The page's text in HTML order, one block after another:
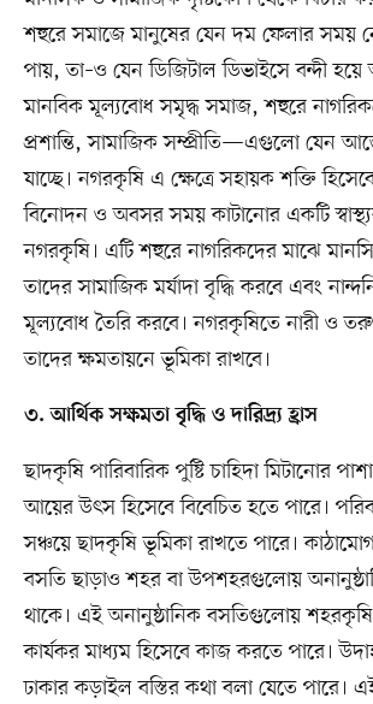
শহুরে সমাজে মানুষের যেন দম ফেলার সময়
পায়, তা–ও যেন ডিজিটাল ডিভাইসে বন্দী
মানবিক মূল্যবোধ সমৃদ্ধ সমাজ, শহুরে
প্রশান্তি, সামাজিক সম্প্রীতি—এগুলো যেন
যাচ্ছে। নগরকৃষি এ ক্ষেত্রে সহায়ক শক্তি
বিনোদন ও অবসর সময় কাটানোর একটি
নগরকৃষি। এটি শহুরে নাগরিকদের মাঝে
তাদের সামাজিক মর্যাদা বৃদ্ধি করবে এবং
মূল্যবোধ তৈরি করবে। নগরকৃষিতে নারী ও
তাদের ক্ষমতায়নে ভূমিকা রাখবে।
৩. আর্থিক সক্ষমতা বৃদ্ধি ও দারিদ্র্য হ্রাস
ছাদকৃষি পারিবারিক পুষ্টি চাহিদা মিটানোর
আয়ের উৎস হিসেবে বিবেচিত হতে পারে।
সঞ্চয়ে ছাদকৃষি ভূমিকা রাখতে পারে।
বসতি ছাড়াও শহর বা উপশহরগুলোয়
থাকে। এই অনানুষ্ঠানিক বসতিগুলোয়
কার্যকর মাধ্যম হিসেবে কাজ করতে পারে।
ঢাকার কড়াইল বস্তির কথা বলা যেতে পারে।